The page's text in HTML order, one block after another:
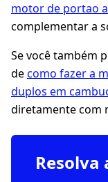
motor de portao
complementar a
Se você também
decomo fazer a
duplos em
diretamente com
Resolva